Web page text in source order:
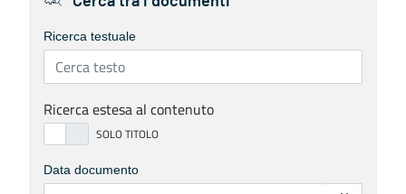
Ricerca testuale
Ricerca estesa al contenuto
Data documento